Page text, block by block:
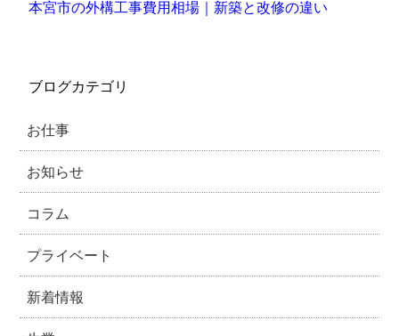
本宮市の外構工事費用相場｜新築と改修の違い
ブログカテゴリ
お仕事
お知らせ
コラム
プライベート
新着情報